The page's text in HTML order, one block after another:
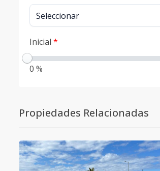
Inicial *
0 %
Propiedades Relacionadas